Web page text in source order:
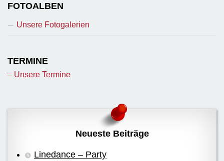
FOTOALBEN
Unsere Fotogalerien
TERMINE
– Unsere Termine
Neueste Beiträge
Linedance – Party